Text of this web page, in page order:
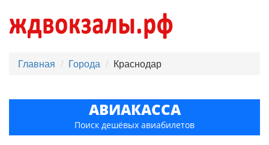
Главная Города Краснодар
АВИАКАССА
Поиск дешёвых авиабилетов